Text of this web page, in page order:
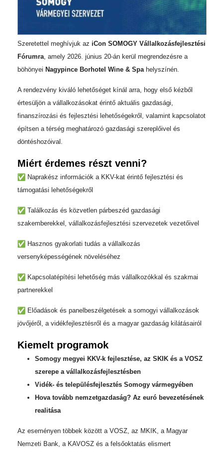
Szeretettel meghívjuk az iCon SOMOGY Vállalkozásfejlesztési
Fórumra , amely 2026. június 20-án kerül megrendezésre a
böhönyei Nagypince Borhotel Wine & Spa helyszínén.
A rendezvény kiváló lehetőséget kínál arra, hogy első kézből
értesüljön a vállalkozásokat érintő aktuális gazdasági,
finanszírozási és fejlesztési lehetőségekről, valamint kapcsolatot
építsen a térség meghatározó gazdasági szereplőivel és
döntéshozóival.
Miért érdemes részt venni?
Naprakész információk a KKV-kat érintő fejlesztési és
támogatási lehetőségekről
Találkozás és közvetlen párbeszéd gazdasági
szakemberekkel, vállalkozásfejlesztési szervezetek vezetőivel
Hasznos gyakorlati tudás a vállalkozás
versenyképességének növeléséhez
Kapcsolatépítési lehetőség más vállalkozókkal és szakmai
partnerekkel
Előadások és panelbeszélgetések a somogyi vállalkozások
jövőjéről, a vidékfejlesztésről és a magyar gazdaság kilátásairól
Kiemelt programok
Somogy megyei KKV-k fejlesztése, az SKIK és a VOSZ
szerepe a vállalkozásfejlesztésben
Vidék- és településfejlesztés Somogy vármegyében
Hova tovább nemzetgazdaság? Az euró bevezetésének
realitása
Az eseményen többek között a VOSZ, az MKIK, a Magyar
Nemzeti Bank, a KAVOSZ és a felsőoktatás elismert